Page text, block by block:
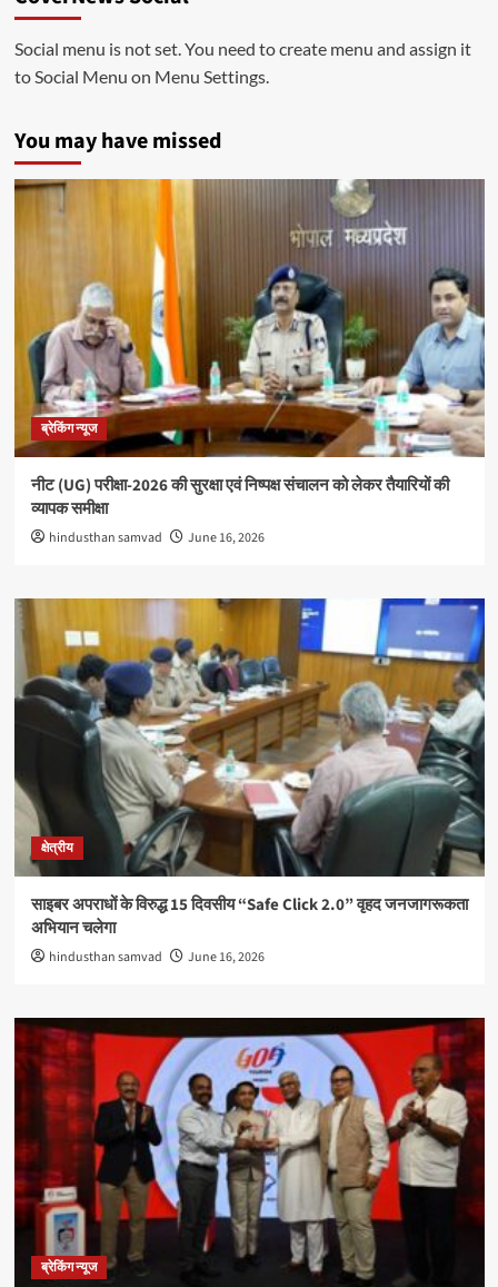
Social menu is not set. You need to create menu and assign it
to Social Menu on Menu Settings.
You may have missed
ब्रेकिंग न्यूज
नीट (UG) परीक्षा-2026 की सुरक्षा एवं निष्पक्ष संचालन को लेकर तैयारियों की
व्यापक समीक्षा
hindusthan samvad June 16, 2026
क्षेत्रीय
साइबर अपराधों के विरुद्ध 15 दिवसीय “Safe Click 2.0” वृहद जनजागरूकता
अभियान चलेगा
hindusthan samvad June 16, 2026
ब्रेकिंग न्यूज